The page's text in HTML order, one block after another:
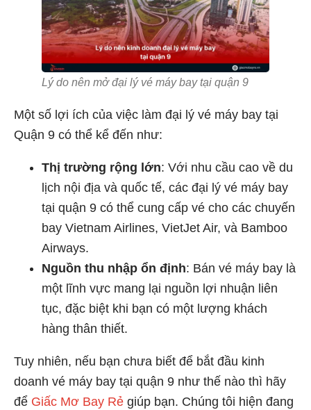
Lý do nên mở đại lý vé máy bay tại quận 9
Một số lợi ích của việc làm đại lý vé máy bay tại
Quận 9 có thể kể đến như:
Thị trường rộng lớn: Với nhu cầu cao về du
lịch nội địa và quốc tế, các đại lý vé máy bay
tại quận 9 có thể cung cấp vé cho các chuyến
bay Vietnam Airlines, VietJet Air, và Bamboo
Airways.
Nguồn thu nhập ổn định: Bán vé máy bay là
một lĩnh vực mang lại nguồn lợi nhuận liên
tục, đặc biệt khi bạn có một lượng khách
hàng thân thiết.
Tuy nhiên, nếu bạn chưa biết để bắt đầu kinh
doanh vé máy bay tại quận 9 như thế nào thì hãy
để Giấc Mơ Bay Rẻ giúp bạn. Chúng tôi hiện đang